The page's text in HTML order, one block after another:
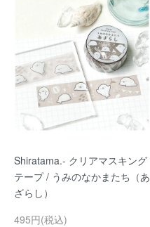
Shiratama.- クリアマスキング
テープ / うみのなかまたち（あ
ざらし）
495円(税込)